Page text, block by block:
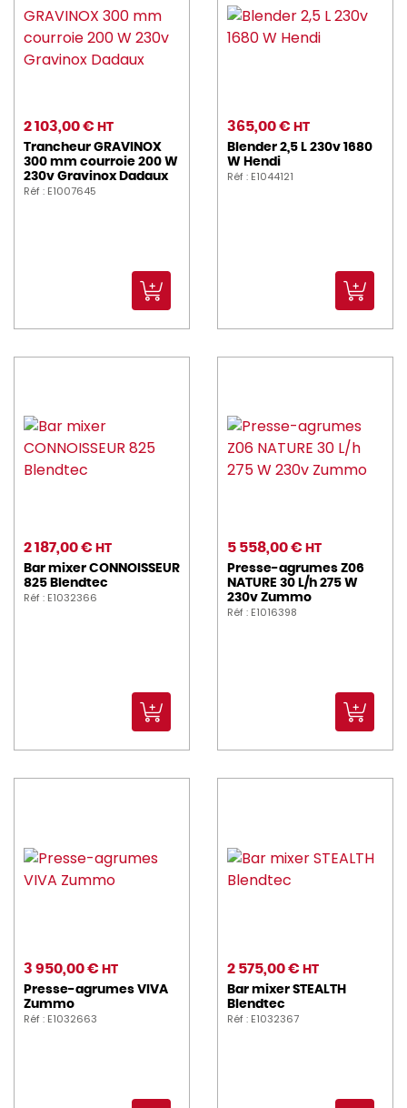
ROLLER_GRILL (2)
ROWLETT (1)
SOFRACA (1)
SONOLYS (1)
TABLECRAFT (2)
2 103,00 € HT
Trancheur GRAVINOX
300 mm courroie 200 W
230v Gravinox Dadaux
Réf : E1007645
365,00 € HT
Blender 2,5 L 230v 1680
W Hendi
Réf : E1044121
2 187,00 € HT
Bar mixer CONNOISSEUR
825 Blendtec
Réf : E1032366
5 558,00 € HT
Presse-agrumes Z06
NATURE 30 L/h 275 W
230v Zummo
Réf : E1016398
3 950,00 € HT
Presse-agrumes VIVA
Zummo
Réf : E1032663
2 575,00 € HT
Bar mixer STEALTH
Blendtec
Réf : E1032367